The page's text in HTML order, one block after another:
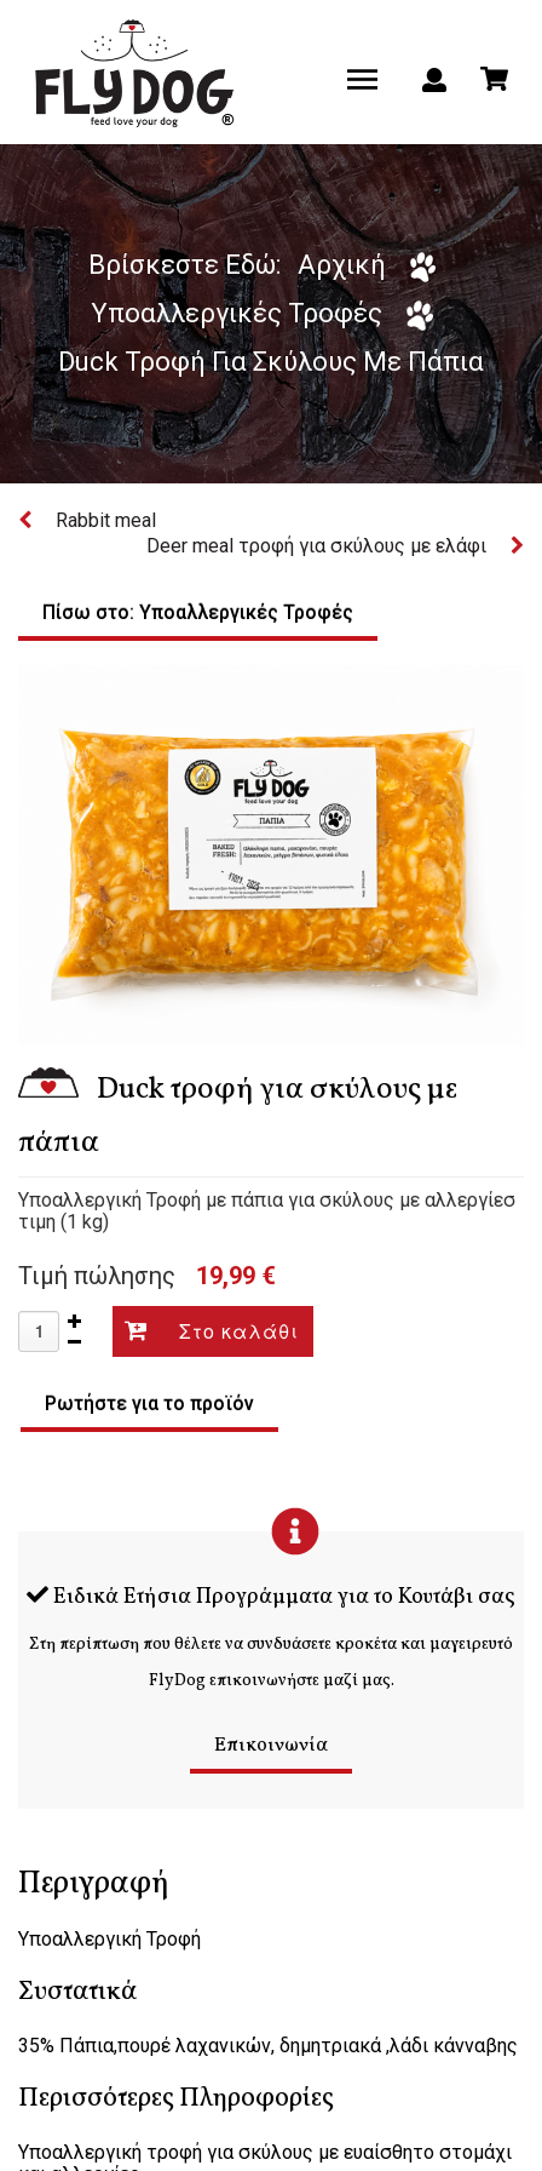
Βρίσκεστε Εδώ: Αρχική
Υποαλλεργικές Τροφές
Duck Τροφή Για Σκύλους Με Πάπια
Rabbit meal
Deer meal τροφή για σκύλους με ελάφι
Πίσω στο: Υποαλλεργικές Τροφές
Duck τροφή για σκύλους με
πάπια
Υποαλλεργική Τροφή με πάπια για σκύλους με αλλεργίεσ
τιμη (1 kg)
Τιμή πώλησης 19,99 €
Ρωτήστε για το προϊόν
Ειδικά Ετήσια Προγράμματα για το Κουτάβι σας
Στη περίπτωση που θέλετε να συνδυάσετε κροκέτα και μαγειρευτό
FlyDog επικοινωνήστε μαζί μας.
Επικοινωνία
Περιγραφή
Υποαλλεργική Τροφή
Συστατικά
35% Πάπια,πουρέ λαχανικών, δημητριακά ,λάδι κάνναβης
Περισσότερες Πληροφορίες
Υποαλλεργική τροφή για σκύλους με ευαίσθητο στομάχι